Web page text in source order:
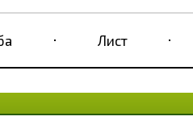
Лист